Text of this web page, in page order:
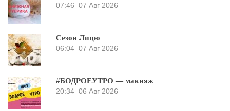
07:46 07 Авг 2026
Сезон Лицю
06:04 07 Авг 2026
#БОДРОЕУТРО — макияж
20:34 06 Авг 2026